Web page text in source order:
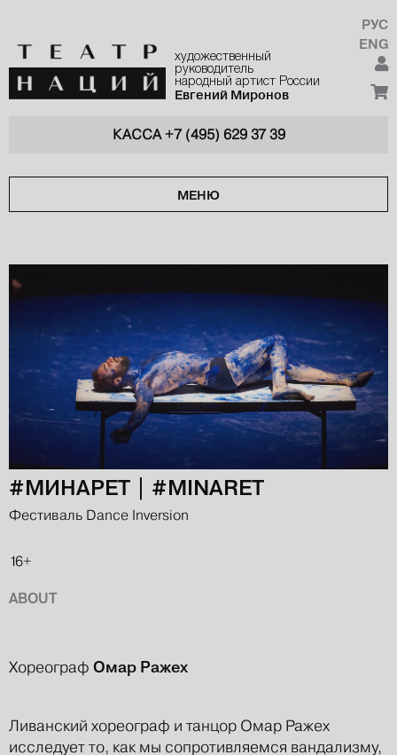
художественный
руководитель
народный артист России
Евгений Миронов
РУС
ENG
КАССА+7 (495) 629 37 39
МЕНЮ
#МИНАРЕТ | #MINARET
Фестиваль Dance Inversion
16+
ABOUT
Хореограф Омар Ражех
Ливанский хореограф и танцор Омар Ражех
исследует то, как мы сопротивляемся вандализму,